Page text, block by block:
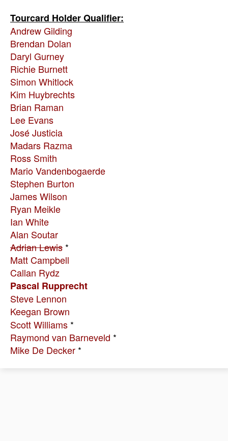
Tourcard Holder Qualifier:
Andrew Gilding
Brendan Dolan
Daryl Gurney
Richie Burnett
Simon Whitlock
Kim Huybrechts
Brian Raman
Lee Evans
José Justicia
Madars Razma
Ross Smith
Mario Vandenbogaerde
Stephen Burton
James Wilson
Ryan Meikle
Ian White
Alan Soutar
Adrian Lewis *
Matt Campbell
Callan Rydz
Pascal Rupprecht
Steve Lennon
Keegan Brown
Scott Williams *
Raymond van Barneveld *
Mike De Decker *